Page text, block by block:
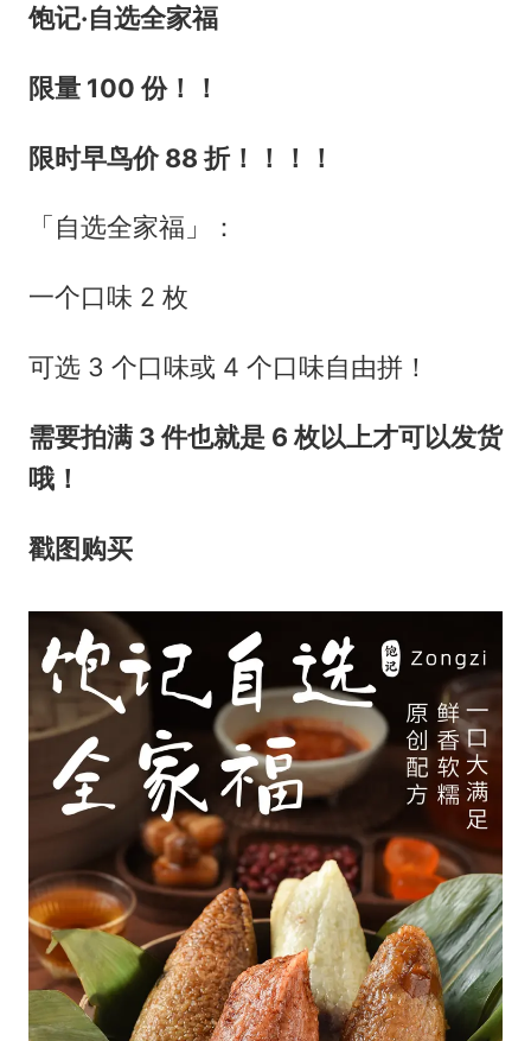
饱记·自选全家福
限量 100 份！！
限时早鸟价 88 折！！！！
「自选全家福」：
一个口味 2 枚
可选 3 个口味或 4 个口味自由拼！
需要拍满 3 件也就是 6 枚以上才可以发货
哦！
戳图购买